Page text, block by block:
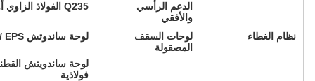
الدعم الرأسي
والأفقي
Q235 الفولاذ الزاوي أو القضيب الدائري أو أنابيب الفولاذ
نظام الغطاء
لوحات السقف
المصقولة
لوحة ساندوتش EPS / لوحة ساندوتش الألياف الزجاجية /
لوحة ساندويتش
فولاذية